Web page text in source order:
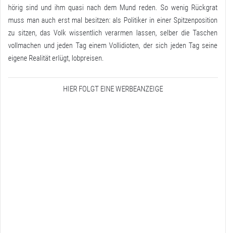
hörig sind und ihm quasi nach dem Mund reden. So wenig Rückgrat
muss man auch erst mal besitzen: als Politiker in einer Spitzenposition
zu sitzen, das Volk wissentlich verarmen lassen, selber die Taschen
vollmachen und jeden Tag einem Vollidioten, der sich jeden Tag seine
eigene Realität erlügt, lobpreisen.
HIER FOLGT EINE WERBEANZEIGE